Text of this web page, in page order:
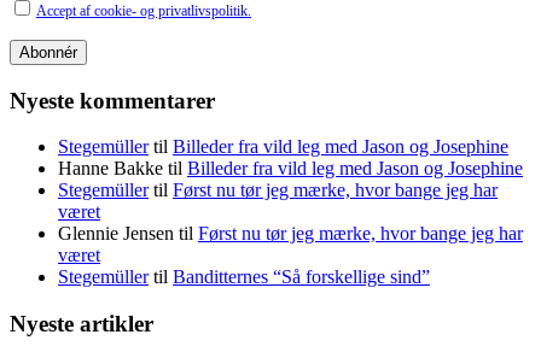
Accept af cookie- og privatlivspolitik.
Nyeste kommentarer
Stegemüllertil Billeder fra vild leg med Jason og Josephine
Hanne Bakke til Billeder fra vild leg med Jason og Josephine
Stegemüllertil Først nu tør jeg mærke, hvor bange jeg har
været
Glennie Jensen til Først nu tør jeg mærke, hvor bange jeg har
været
Stegemüllertil Banditternes “Så forskellige sind”
Nyeste artikler